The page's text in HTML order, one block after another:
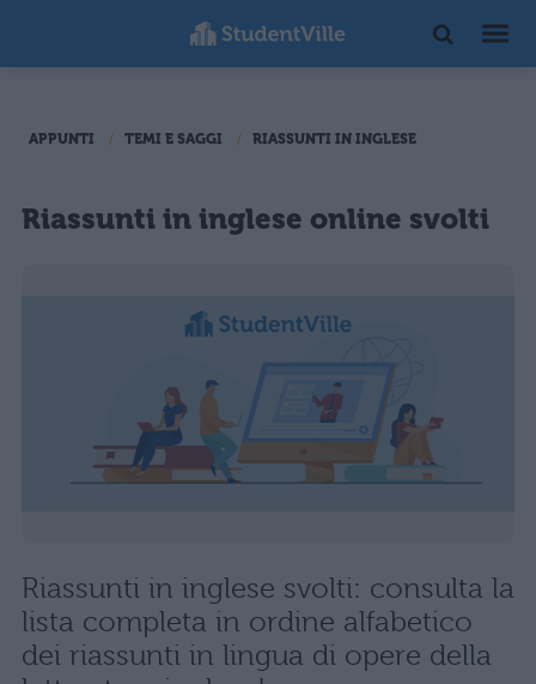
APPUNTI TEMI E SAGGI RIASSUNTI IN INGLESE
Riassunti in inglese online svolti
Riassunti in inglese svolti: consulta la
lista completa in ordine alfabetico
dei riassunti in lingua di opere della